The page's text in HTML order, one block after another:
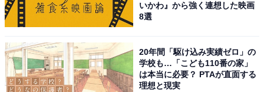
いかわ』から強く連想した映画
8選
20年間「駆け込み実績ゼロ」の
学校も…「こども110番の家」
は本当に必要？ PTAが直面する
理想と現実